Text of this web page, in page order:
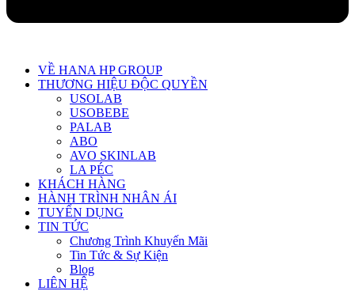
VỀ HANA HP GROUP
THƯƠNG HIỆU ĐỘC QUYỀN
USOLAB
USOBEBE
PALAB
ABO
AVO SKINLAB
LA PÉC
KHÁCH HÀNG
HÀNH TRÌNH NHÂN ÁI
TUYỂN DỤNG
TIN TỨC
Chương Trình Khuyến Mãi
Tin Tức & Sự Kiện
Blog
LIÊN HỆ